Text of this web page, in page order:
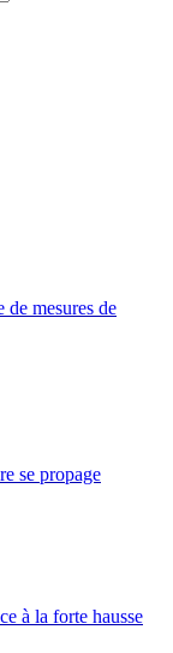
mesures de
se propage
à la forte hausse